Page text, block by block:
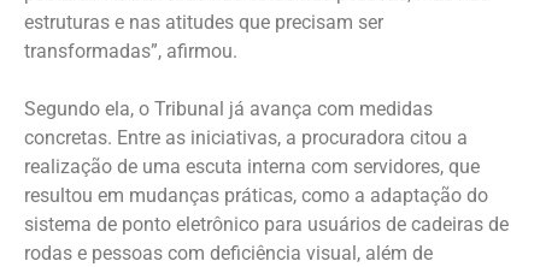
estruturas e nas atitudes que precisam ser
transformadas”, afirmou.
Segundo ela, o Tribunal já avança com medidas
concretas. Entre as iniciativas, a procuradora citou a
realização de uma escuta interna com servidores, que
resultou em mudanças práticas, como a adaptação do
sistema de ponto eletrônico para usuários de cadeiras de
rodas e pessoas com deficiência visual, além de